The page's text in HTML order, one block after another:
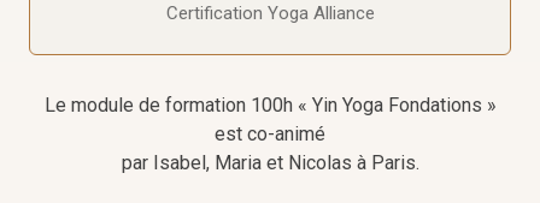
Certification Yoga Alliance
Le module de formation 100h « Yin Yoga Fondations »
est co-animé
par Isabel, Maria et Nicolas à Paris.